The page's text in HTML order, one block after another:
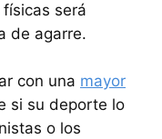
será
de agarre.
con una mayor
si su deporte lo
o los